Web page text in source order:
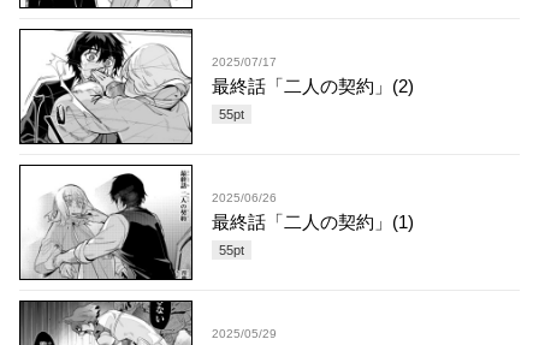
2025/07/17
最終話「二人の契約」(2)
55pt
2025/06/26
最終話「二人の契約」(1)
55pt
2025/05/29